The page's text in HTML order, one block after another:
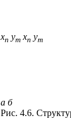
xn ym xn ym
a б
Рис. 4.6.